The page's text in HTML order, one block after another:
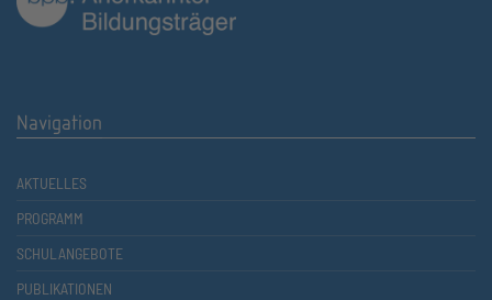
Navigation
AKTUELLES
PROGRAMM
SCHULANGEBOTE
PUBLIKATIONEN